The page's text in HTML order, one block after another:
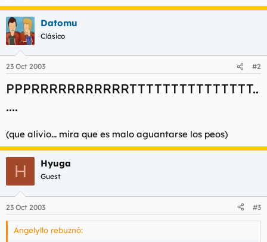
Datomu
Clásico
23 Oct 2003 #2
PPPRRRRRRRRRRRTTTTTTTTTTTTTTT..
....
(que alivio... mira que es malo aguantarse los peos)
H Hyuga
Guest
23 Oct 2003 #3
Angelyllo rebuznó: